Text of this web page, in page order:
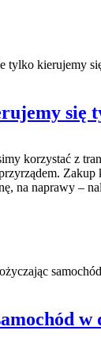
tylko kierujemy
się
korzystać z
na naprawy –